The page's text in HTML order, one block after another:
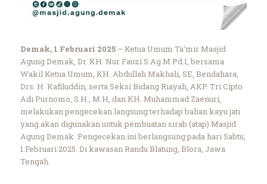
Demak, 1 Februari 2025– Ketua Umum Ta’mir Masjid
Agung Demak, Dr. KH. Nur Fauzi S.Ag M.Pd.I, bersama
Wakil Ketua Umum, KH. Abdullah Makhali, SE, Bendahara,
Drs. H. Kafiluddin, serta Seksi Bidang Riayah, AKP. Tri Cipto
Adi Purnomo, S.H., M.H, dan KH. Muhammad Zaenuri,
melakukan pengecekan langsung terhadap bahan kayu jati
yang akan digunakan untuk pembuatan sirab (atap) Masjid
Agung Demak. Pengecekan ini berlangsung pada hari Sabtu,
1 Februari 2025. Di kawasan Randu Blatung, Blora, Jawa
Tengah.